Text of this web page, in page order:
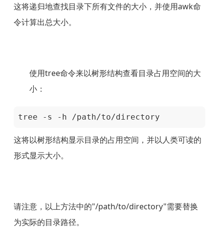
这将递归地查找目录下所有文件的大小，并使用awk命
令计算出总大小。
使用tree命令来以树形结构查看目录占用空间的大
小：
tree -s -h /path/to/directory
这将以树形结构显示目录的占用空间，并以人类可读的
形式显示大小。
请注意，以上方法中的"/path/to/directory"需要替换
为实际的目录路径。